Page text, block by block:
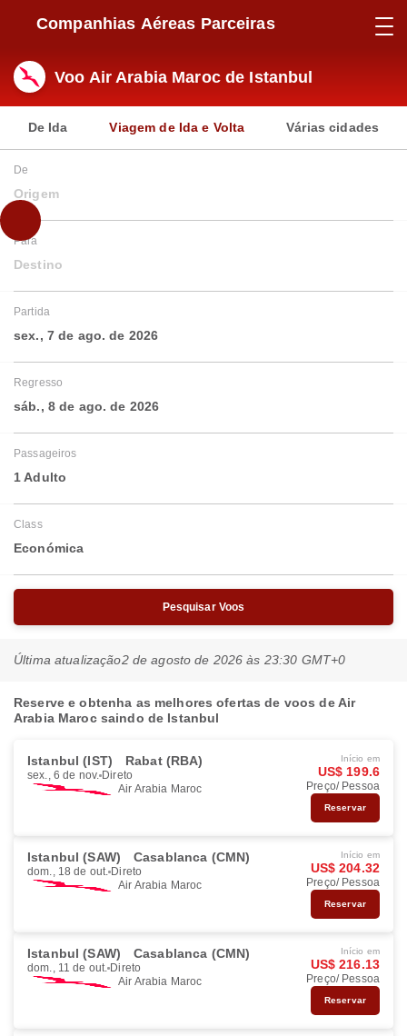
Companhias Aéreas Parceiras
Voo Air Arabia Maroc de Istanbul
De Ida Viagem de Ida e Volta Várias cidades
De
Origem
Para
Destino
Partida
sex., 7 de ago. de 2026
Regresso
sáb., 8 de ago. de 2026
Passageiros
1 Adulto
Class
Económica
Pesquisar Voos
Última atualização2 de agosto de 2026 às 23:30 GMT+0
Reserve e obtenha as melhores ofertas de voos de Air
Arabia Maroc saindo de Istanbul
Istanbul (IST) Rabat (RBA)
sex., 6 de nov. Direto
Air Arabia Maroc
Início em
US$ 199.6
Preço/ Pessoa
Reservar
Istanbul (SAW) Casablanca (CMN)
dom., 18 de out. Direto
Air Arabia Maroc
Início em
US$ 204.32
Preço/ Pessoa
Reservar
Istanbul (SAW) Casablanca (CMN)
dom., 11 de out. Direto
Air Arabia Maroc
Início em
US$ 216.13
Preço/ Pessoa
Reservar